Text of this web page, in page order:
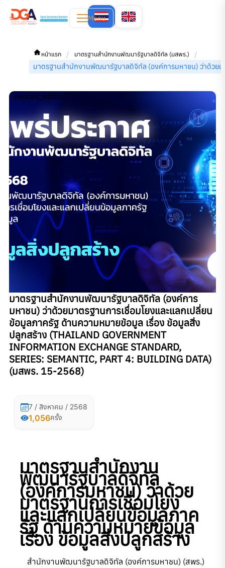
Menu
หน้าแรก / มาตรฐานสำนักงานพัฒนารัฐบาลดิจิทัล (มสพร.)
/
มาตรฐานสํานักงานพัฒนารัฐบาลดิจิทัล (องค์การมหาชน) ว่าด้วยมา
[wptax_editor]
มาตรฐานสํานักงานพัฒนารัฐบาลดิจิทัล (องค์การ
มหาชน) ว่าด้วยมาตรฐานการเชื่อมโยงและแลกเปลี่ยน
ข้อมูลภาครัฐ ด้านความหมายข้อมูล เรื่อง ข้อมูลสิ่ง
ปลูกสร้าง (THAILAND GOVERNMENT
INFORMATION EXCHANGE STANDARD,
SERIES: SEMANTIC, PART 4: BUILDING DATA)
(มสพร. 15-2568)
7 / สิงหาคม / 2568
1,056ครั้ง
มาตรฐานสํานักงาน
พัฒนารัฐบาลดิจิทัล
(องค์การมหาชน) ว่าด้วย
มาตรฐานการเชื่อมโยง
และแลกเปลี่ยนข้อมูลภาค
รัฐ ด้านความหมายข้อมูล
เรื่อง ข้อมูลสิ่งปลูกสร้าง
สำนักงานพัฒนารัฐบาลดิจิทัล (องค์การมหาชน) (สพร.)